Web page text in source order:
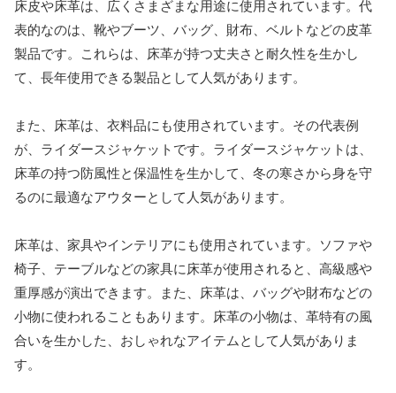
床皮や床革は、広くさまざまな用途に使用されています。代
表的なのは、靴やブーツ、バッグ、財布、ベルトなどの皮革
製品です。これらは、床革が持つ丈夫さと耐久性を生かし
て、長年使用できる製品として人気があります。
また、床革は、衣料品にも使用されています。その代表例
が、ライダースジャケットです。ライダースジャケットは、
床革の持つ防風性と保温性を生かして、冬の寒さから身を守
るのに最適なアウターとして人気があります。
床革は、家具やインテリアにも使用されています。ソファや
椅子、テーブルなどの家具に床革が使用されると、高級感や
重厚感が演出できます。また、床革は、バッグや財布などの
小物に使われることもあります。床革の小物は、革特有の風
合いを生かした、おしゃれなアイテムとして人気がありま
す。